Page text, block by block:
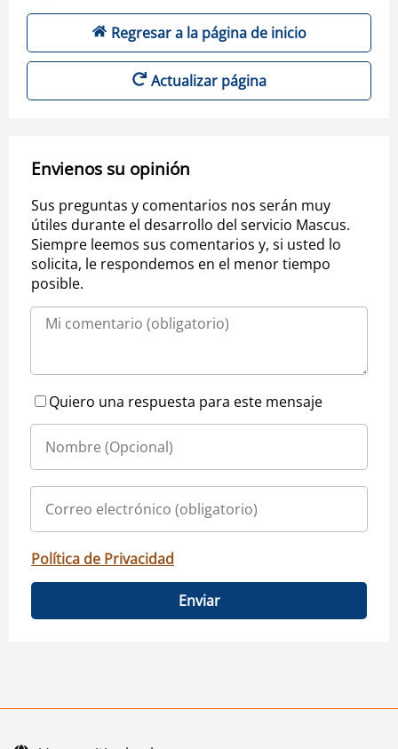
Regresar a la página de inicio
Actualizar página
Envienos su opinión
Sus preguntas y comentarios nos serán muy
útiles durante el desarrollo del servicio Mascus.
Siempre leemos sus comentarios y, si usted lo
solicita, le respondemos en el menor tiempo
posible.
Quiero una respuesta para este mensaje
Política de Privacidad
Enviar